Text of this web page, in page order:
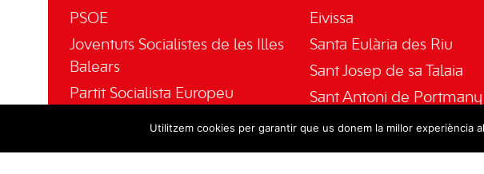
PSOE
Joventuts Socialistes de les Illes
Balears
Partit Socialista Europeu
Eivissa
Santa Eulària des Riu
Sant Josep de sa Talaia
Sant Antoni de Portmany
Sant Joan de Labritja
Utilitzem cookies per garantir que us donem la millor